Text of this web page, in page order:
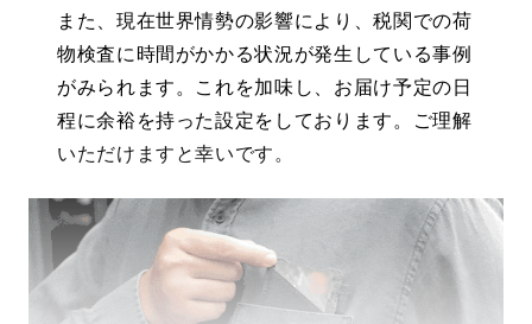
また、現在世界情勢の影響により、税関での荷
物検査に時間がかかる状況が発生している事例
がみられます。これを加味し、お届け予定の日
程に余裕を持った設定をしております。ご理解
いただけますと幸いです。